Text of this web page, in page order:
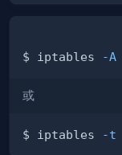
$ iptables -A
或
$ iptables -t